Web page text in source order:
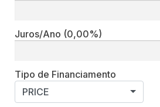
Juros/Ano (0,00%)
Tipo de Financiamento
PRICE